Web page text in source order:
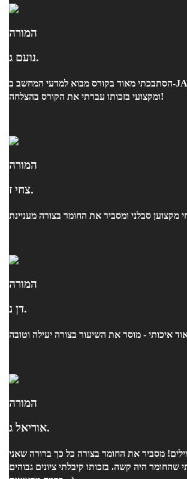
המורה
נועם ג.
הסתבכתי מאוד בקורס מבוא למדעי המחשב ב-JAVA, נועם היה סבלני
ומקצועי בזכותו עברתי את הקורס בהצלחה!
המורה
צחי ז.
מקצוען סבלני ומסביר את החומר בצורה מעניינת
המורה
דן נ.
איכותי - מוסר את השיעור בצורה יעילה וטובה
המורה
אוריאל ג.
מסביר את החומר בצורה כל כך ברורה שאני
מופתעת שחשבתי שהחומר היה קשה. בזכותו קיבלתי ציונים גבוהים